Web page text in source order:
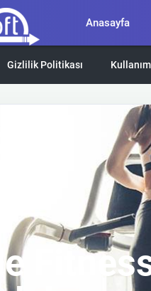
Anasayfa
Gizlilik Politikası